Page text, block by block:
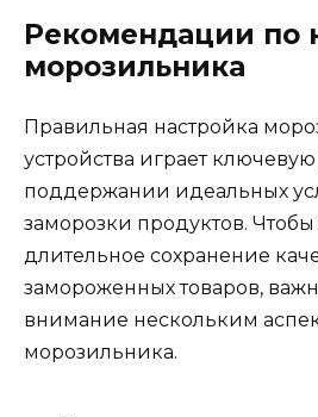
Рекомендации по
морозильника
Правильная настройка
устройства играет
поддержании идеальных
заморозки продуктов.
длительное сохранение
замороженных товаров,
внимание нескольким
морозильника.